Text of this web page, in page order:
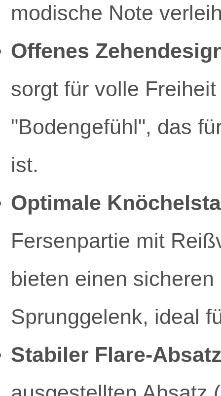
modische Note
Offenes
sorgt für volle
"Bodengefühl", das
ist.
Optimale
Fersenpartie mit
bieten einen
Sprunggelenk, ideal
Stabiler Flare-